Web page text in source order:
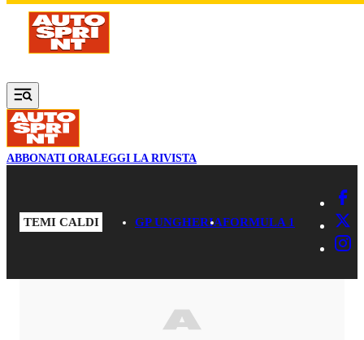
Vai al contenuto principale
ABBONATI ORALEGGI LA RIVISTA
TEMI CALDI GP UNGHERIAFORMULA 1